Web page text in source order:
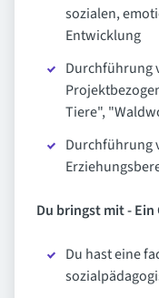
sozialen,
Entwicklung
Durchführung
Tiere",
Durchführung
Du bringst mit - Ein
Du hast eine